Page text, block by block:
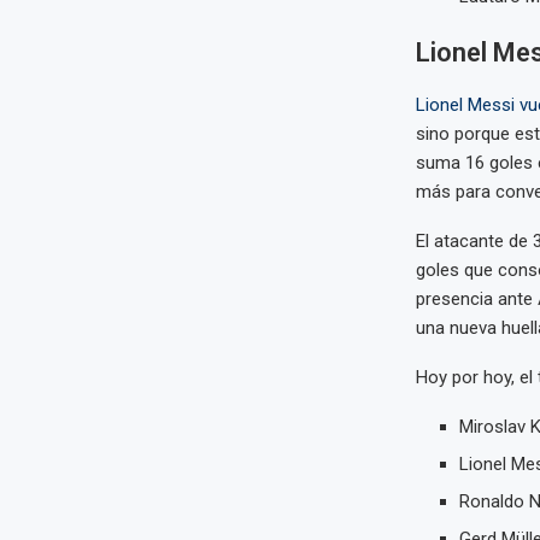
Lionel
Lionel Messi
sino porque
suma 16 goles
más para
El atacante de
goles que
presencia ante
una nueva
Hoy por hoy,
Miroslav
Lionel
Ronaldo